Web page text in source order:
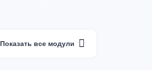
Показать все модули